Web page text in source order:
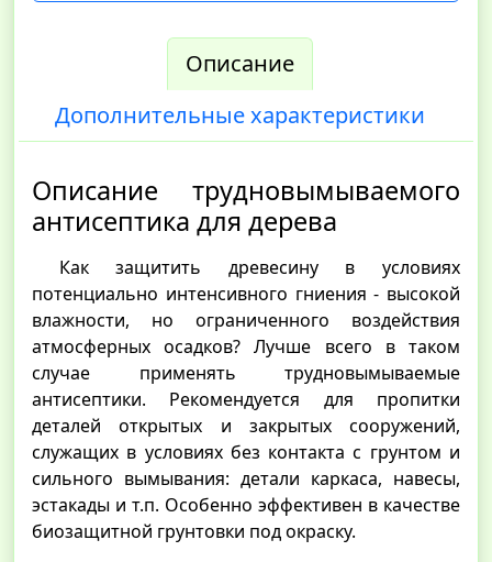
Описание
Дополнительные характеристики
Описание трудновымываемого
антисептика для дерева
Как защитить древесину в условиях
потенциально интенсивного гниения - высокой
влажности, но ограниченного воздействия
атмосферных осадков? Лучше всего в таком
случае применять трудновымываемые
антисептики. Рекомендуется для пропитки
деталей открытых и закрытых сооружений,
служащих в условиях без контакта с грунтом и
сильного вымывания: детали каркаса, навесы,
эстакады и т.п. Особенно эффективен в качестве
биозащитной грунтовки под окраску.